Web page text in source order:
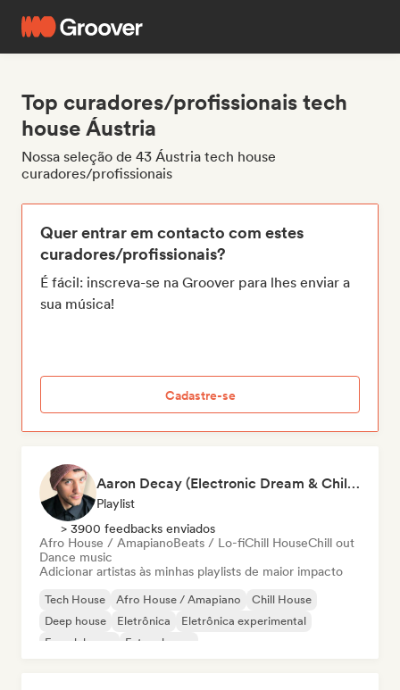
Top curadores/profissionais tech
house Áustria
Nossa seleção de 43 Áustria tech house
curadores/profissionais
Quer entrar em contacto com estes
curadores/profissionais?
É fácil: inscreva-se na Groover para lhes enviar a
sua música!
Cadastre-se
Aaron Decay (Electronic Dream & Chill Electronic Dream playlists)
Playlist
> 3900 feedbacks enviados
Afro House / AmapianoBeats / Lo-fiChill HouseChill out
Dance music
Adicionar artistas às minhas playlists de maior impacto
Tech House Afro House / Amapiano
Chill House
Deep house
Eletrônica
Eletrônica experimental
French house
Future house